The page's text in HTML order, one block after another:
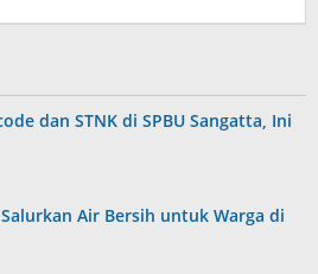
dan STNK di SPBU Sangatta, Ini
Air Bersih untuk Warga di